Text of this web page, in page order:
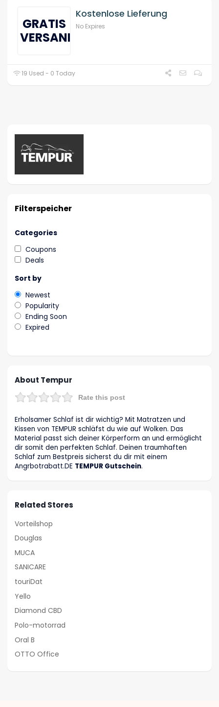
GRATIS
VERSAND
Kostenlose Lieferung
No Expires
19 Used - 0 Today
Filterspeicher
Categories
Coupons
Deals
Sort by
Newest
Popularity
Ending Soon
Expired
About Tempur
Rate this post
Erholsamer Schlaf ist dir wichtig? Mit Matratzen und
Kissen von TEMPUR schläfst du wie auf Wolken. Das
Material passt sich deiner Körperform an und ermöglicht
dir somit den perfekten Schlaf. Deinen traumhaften
Schlaf zum Bestpreis sicherst du dir mit einem
Angrbotrabatt.DE TEMPUR Gutschein.
Related Stores
Vorteilshop
Douglas
MUCA
SANICARE
touriDat
Yello
Diamond CBD
Polo-motorrad
Oral B
OTTO Office